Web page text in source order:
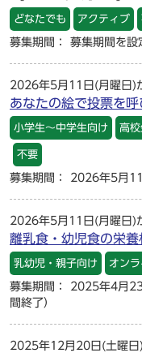
どなたでも アクティブ
募集期間： 募集期間を設
2026年5月11日(月曜日)
あなたの絵で投票を呼
小学生～中学生向け 高
不要
募集期間： 2026年5月
2026年5月11日(月曜日)
離乳食・幼児食の栄養
乳幼児・親子向け オン
募集期間： 2025年4月
間終了）
2025年12月20日(土曜